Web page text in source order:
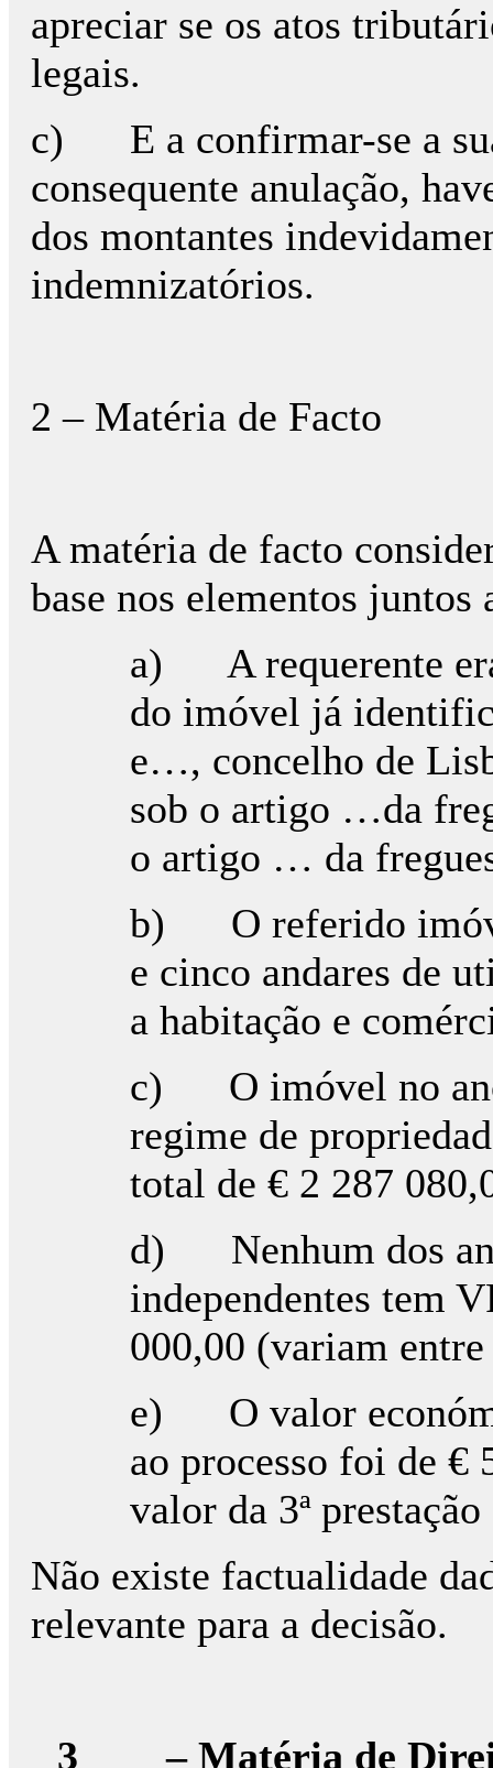
apreciar se os atos
legais.
c) E a confirmar-se a
consequente anulação,
dos montantes
indemnizatórios.
2 – Matéria de Facto
A matéria de facto
base nos elementos juntos
a) A requerente
do imóvel já
e…, concelho de
sob o artigo …da
o artigo … da
b) O referido
e cinco andares de
a habitação e
c) O imóvel no ano
regime de
total de € 2 287
d) Nenhum dos
independentes tem
000,00 (variam
e) O valor
ao processo foi de €
valor da 3ª
Não existe factualidade
relevante para a decisão.
3– Matéria de